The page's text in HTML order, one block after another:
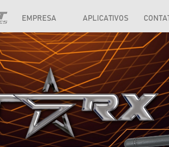
EMPRESA APLICATIVOS